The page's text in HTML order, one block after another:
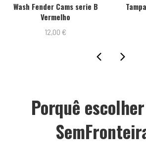
Fender Cams serie B
Vermelho
Tampa VTEC
Porquê